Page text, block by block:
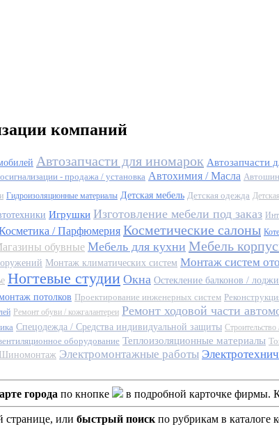
компаний
Автозапчасти для иномарок Автозапчасти
- продажа / установка Автохимия / Масла
Гидроизоляционные материалы Детская мебель Детская одежда
Игрушки Изготовление мебели под заказ
/ Парфюмерия Косметические салоны
обувные Мебель для кухни Мебель
Монтаж климатических систем Монтаж систем
Ногтевые студии Окна Остекление балконов /
потолков Проектирование инженерных систем
Ремонт обуви / кожгалантереи Ремонт ходовой части
Спецодежда / Средства индивидуальной защиты
оборудование Теплоизоляционные материалы
Шиномонтаж Электромонтажные работы
города по кнопке в подробной карточке фирмы.
странице, или быстрый поиск по рубрикам в каталоге